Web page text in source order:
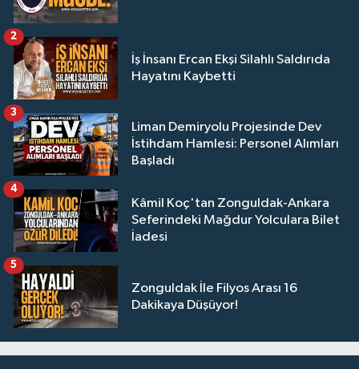
İş İnsanı Ercan Ekşi Silahlı Saldırıda
Hayatını Kaybetti
2
Liman Demiryolu Projesinde Dev
İstihdam Hamlesi: Personel Alımları
Başladı
3
Kâmil Koç'tan Zonguldak-Ankara
Seferindeki Mağdur Yolculara Bilet
İadesi
4
Zonguldak İle Filyos Arası 16
Dakikaya Düşüyor!
5